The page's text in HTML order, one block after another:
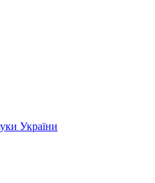
України